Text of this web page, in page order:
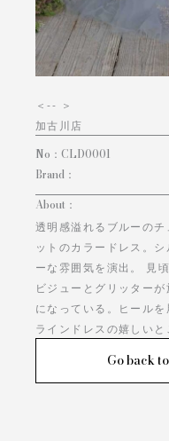
＜-- ＞
加古川店
No： CLD0001
Brand：
About：
透明感溢れるブルーの
ットのカラードレス。
ーな雰囲気を演出。 見
ビジューとグリッター
になっている。ヒール
ラインドレスの嬉しいと
Go back